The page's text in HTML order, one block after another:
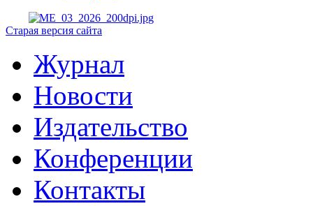
Старая версия сайта
Журнал
Новости
Издательство
Конференции
Контакты